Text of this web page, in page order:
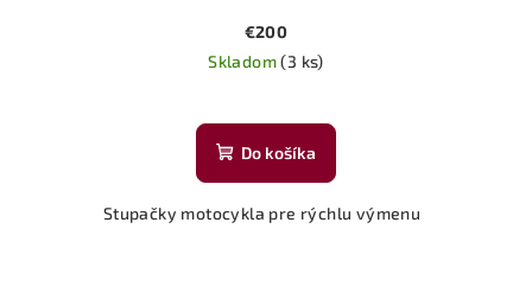
€200
Skladom(3 ks)
Do košíka
Stupačky motocykla pre rýchlu výmenu